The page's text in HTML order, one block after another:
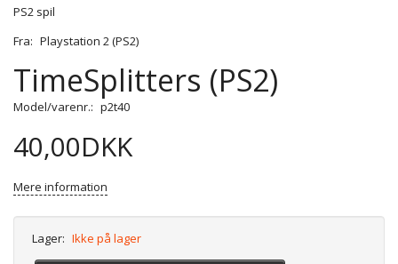
PS2 spil
Fra: Playstation 2 (PS2)
TimeSplitters (PS2)
Model/varenr.: p2t40
40,00DKK
Mere information
Lager: Ikke på lager